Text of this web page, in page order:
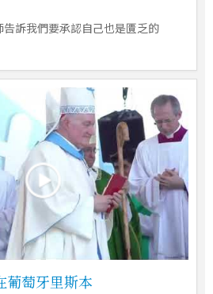
訴我們要承認自己也是匱乏的
葡萄牙里斯本